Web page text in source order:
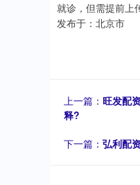
就诊，但需提前上
发布于：北京市
上一篇： 旺发配
释?
下一篇： 弘利配